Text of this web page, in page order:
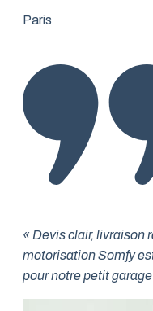
Paris
« Devis clair, livraison
motorisation Somfy
pour notre petit